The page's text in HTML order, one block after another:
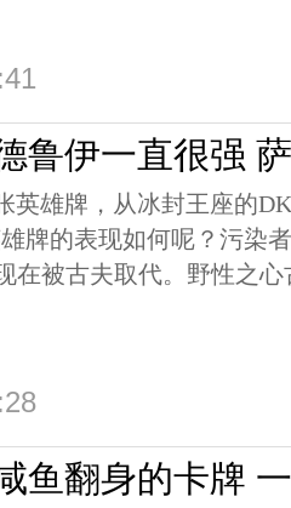
鲁伊一直很强
英雄牌，从冰封王座的
牌的表现如何呢？污染
在被古夫取代。野性之
鱼翻身的卡牌